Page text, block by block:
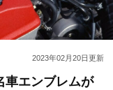
2023年02月20日更新
車エンブレムが